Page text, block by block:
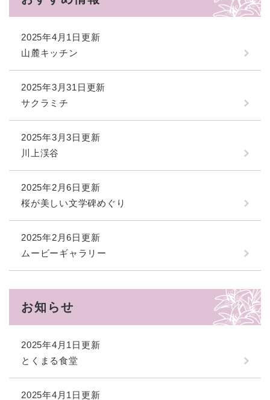
2025年4月1日更新
山麓キッチン
2025年3月31日更新
サクラミチ
2025年3月3日更新
川上渓谷
2025年2月6日更新
桜が美しい文学碑めぐり
2025年2月6日更新
ムービーギャラリー
お知らせ
2025年4月1日更新
とくまる食堂
2025年4月1日更新